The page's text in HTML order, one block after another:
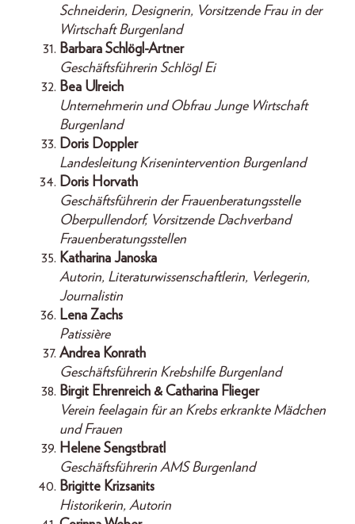
Schneiderin, Designerin, Vorsitzende Frau in der
Wirtschaft Burgenland
Barbara Schlögl-Artner
Geschäftsführerin Schlögl Ei
Bea Ulreich
Unternehmerin und Obfrau Junge Wirtschaft
Burgenland
Doris Doppler
Landesleitung Krisenintervention Burgenland
Doris Horvath
Geschäftsführerin der Frauenberatungsstelle
Oberpullendorf, Vorsitzende Dachverband
Frauenberatungsstellen
Katharina Janoska
Autorin, Literaturwissenschaftlerin, Verlegerin,
Journalistin
Lena Zachs
Patissière
Andrea Konrath
Geschäftsführerin Krebshilfe Burgenland
Birgit Ehrenreich & Catharina Flieger
Verein feelagain für an Krebs erkrankte Mädchen
und Frauen
Helene Sengstbratl
Geschäftsführerin AMS Burgenland
Brigitte Krizsanits
Historikerin, Autorin